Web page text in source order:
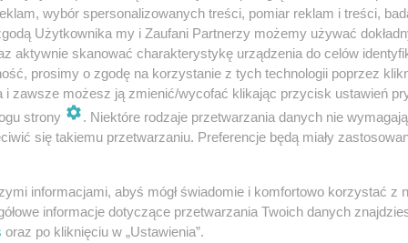
lub aluminiowych pokrytych farbą proszkową w
poszycie czaszy parasola stosuje się mocne i
Możemy wybrać parasole białe, beżowe, zielone,
wybór spersonalizowanych treści, pomiar reklam i treści,
Użytkownika my i Zaufani Partnerzy możemy używać
aktywnie skanować charakterystykę urządzenia do celów
prosimy o zgodę na korzystanie z tych technologii poprzez
i zawsze możesz ją zmienić/wycofać klikając przycisk ustawień
strony
. Niektóre rodzaje przetwarzania danych nie
się takiemu przetwarzaniu. Preferencje będą miały
informacjami, abyś mógł świadomie i komfortowo korzystać z
informacje dotyczące przetwarzania Twoich danych
oraz po kliknięciu w „Ustawienia”.